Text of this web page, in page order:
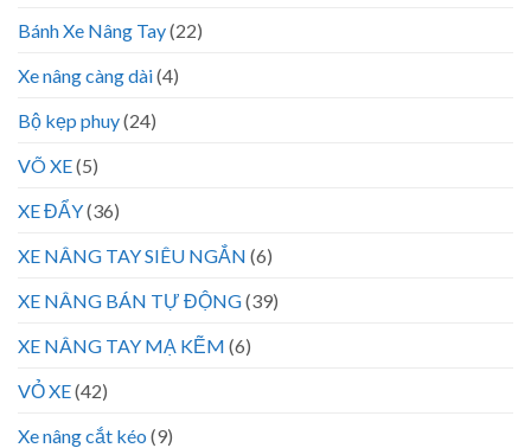
Bánh Xe Nâng Tay(22)
Xe nâng càng dài(4)
Bộ kẹp phuy(24)
VÕ XE(5)
XE ĐẨY(36)
XE NÂNG TAY SIÊU NGẮN (6)
XE NÂNG BÁN TỰ ĐỘNG(39)
XE NÂNG TAY MẠ KẼM (6)
VỎ XE(42)
Xe nâng cắt kéo (9)